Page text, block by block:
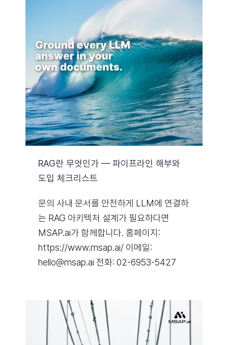
RAG란 무엇인가 — 파이프라인 해부와
도입 체크리스트
문의 사내 문서를 안전하게 LLM에 연결하
는 RAG 아키텍처 설계가 필요하다면
MSAP.ai가 함께합니다. 홈페이지:
https://www.msap.ai/ 이메일:
hello@msap.ai 전화: 02-6953-5427